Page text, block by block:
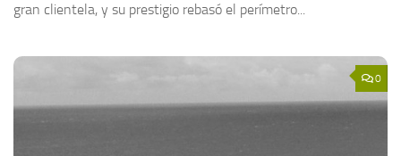
gran clientela, y su prestigio rebasó el perímetro...
0